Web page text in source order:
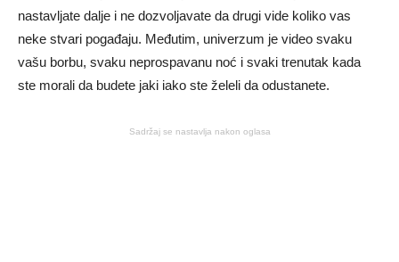
nastavljate dalje i ne dozvoljavate da drugi vide koliko vas
neke stvari pogađaju. Međutim, univerzum je video svaku
vašu borbu, svaku neprospavanu noć i svaki trenutak kada
ste morali da budete jaki iako ste želeli da odustanete.
Sadržaj se nastavlja nakon oglasa